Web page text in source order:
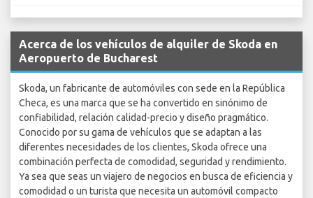
Acerca de los vehículos de alquiler de Skoda en
Aeropuerto de Bucharest
Skoda, un fabricante de automóviles con sede en la República
Checa, es una marca que se ha convertido en sinónimo de
confiabilidad, relación calidad-precio y diseño pragmático.
Conocido por su gama de vehículos que se adaptan a las
diferentes necesidades de los clientes, Skoda ofrece una
combinación perfecta de comodidad, seguridad y rendimiento.
Ya sea que seas un viajero de negocios en busca de eficiencia y
comodidad o un turista que necesita un automóvil compacto